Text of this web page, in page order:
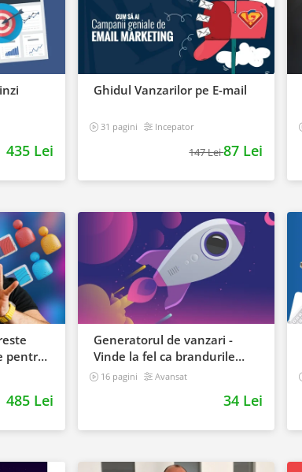
435 Lei
Ghidul Vanzarilor pe E-mail
31 pagini Incepator
147 Lei87 Lei
pentru
485 Lei
Generatorul de vanzari -
Vinde la fel ca brandurile
mari
16 pagini Avansat
34 Lei